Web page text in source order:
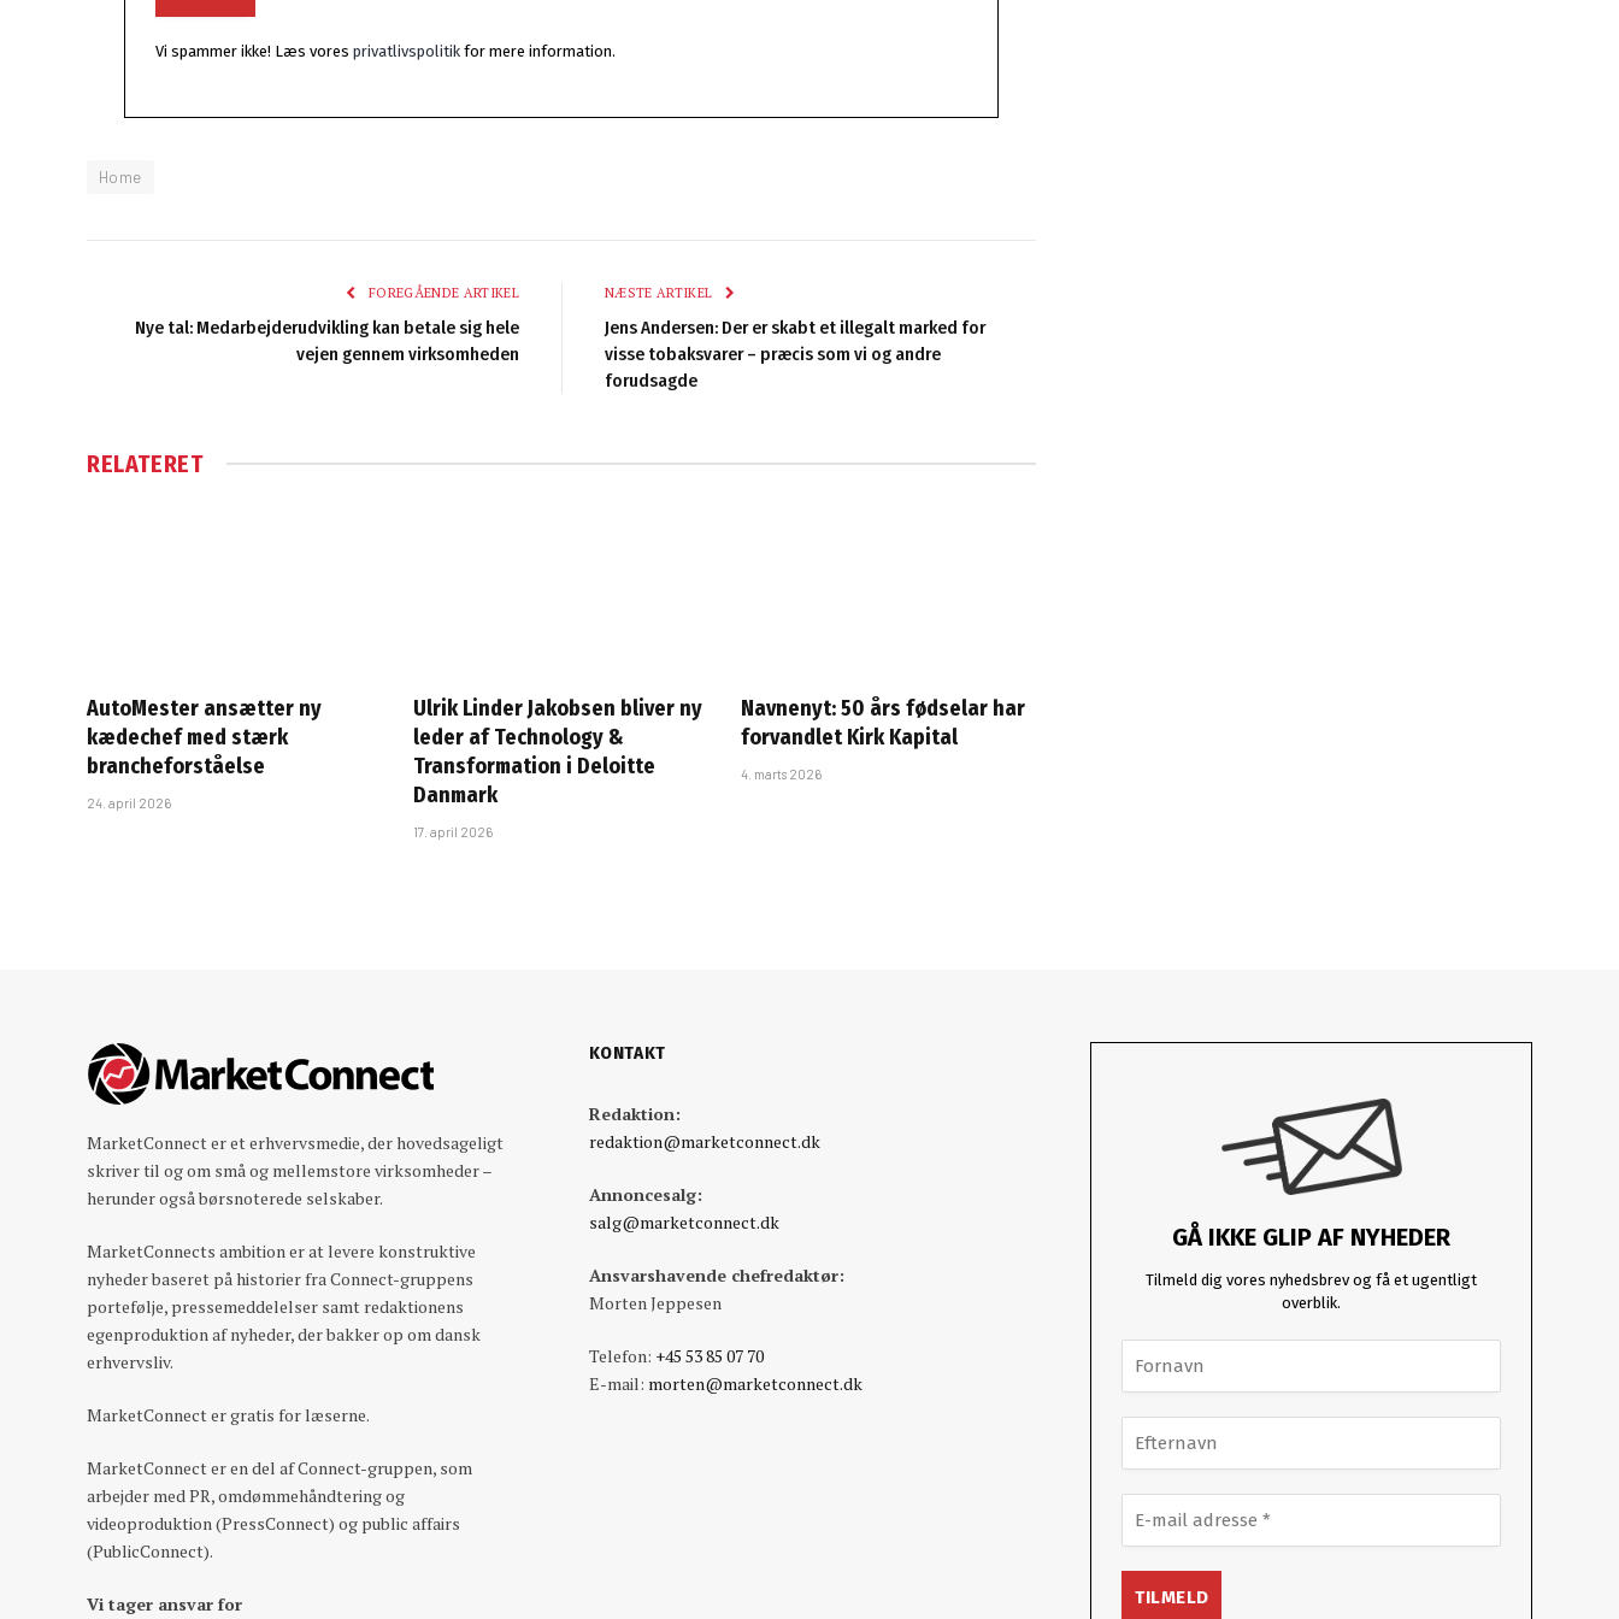
Vi spammer ikke! Læs vores privatlivspolitik for mere information.
Home
FOREGÅENDE ARTIKEL
Nye tal: Medarbejderudvikling kan betale sig hele
vejen gennem virksomheden
NÆSTE ARTIKEL
Jens Andersen: Der er skabt et illegalt marked for
visse tobaksvarer – præcis som vi og andre
forudsagde
RELATERET
AutoMester ansætter ny
kædechef med stærk
brancheforståelse
24. april 2026
Ulrik Linder Jakobsen bliver ny
leder af Technology &
Transformation i Deloitte
Danmark
17. april 2026
Navnenyt: 50 års fødselar har
forvandlet Kirk Kapital
4. marts 2026
MarketConnect er et erhvervsmedie, der hovedsageligt
skriver til og om små og mellemstore virksomheder –
herunder også børsnoterede selskaber.
MarketConnects ambition er at levere konstruktive
nyheder baseret på historier fra Connect-gruppens
portefølje, pressemeddelelser samt redaktionens
egenproduktion af nyheder, der bakker op om dansk
erhvervsliv.
MarketConnect er gratis for læserne.
MarketConnect er en del af Connect-gruppen, som
arbejder med PR, omdømmehåndtering og
videoproduktion (PressConnect) og public affairs
(PublicConnect).
Vi tager ansvar for
KONTAKT
Redaktion:
redaktion@marketconnect.dk
Annoncesalg:
salg@marketconnect.dk
Ansvarshavende chefredaktør:
Morten Jeppesen
Telefon: +45 53 85 07 70
E-mail: morten@marketconnect.dk
GÅ IKKE GLIP AF NYHEDER
Tilmeld dig vores nyhedsbrev og få et ugentligt
overblik.